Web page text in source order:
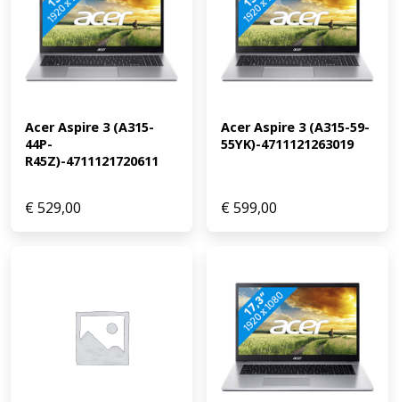
Acer Aspire 3 (A315-
44P-
R45Z)-4711121720611
€529,00
Acer Aspire 3 (A315-59-
55YK)-4711121263019
€599,00